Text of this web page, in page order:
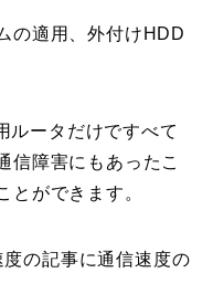
の適用、外付けHDD
ルータだけですべて
信障害にもあったこ
とができます。
の記事に通信速度の